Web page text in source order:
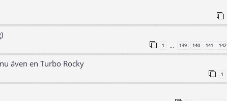
1 … 139 140 141 142
även en Turbo Rocky
1